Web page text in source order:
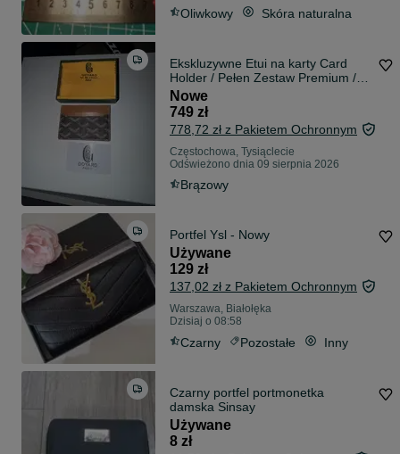
Oliwkowy Skóra naturalna
Ekskluzywne Etui na karty Card
Holder / Pełen Zestaw Premium /
Wzór Y
Nowe
749 zł
778,72 zł z Pakietem Ochronnym
Częstochowa, Tysiąclecie
Odświeżono dnia 09 sierpnia 2026
Brązowy
Portfel Ysl - Nowy
Używane
129 zł
137,02 zł z Pakietem Ochronnym
Warszawa, Białołęka
Dzisiaj o 08:58
Czarny Pozostałe Inny
Czarny portfel portmonetka
damska Sinsay
Używane
8 zł